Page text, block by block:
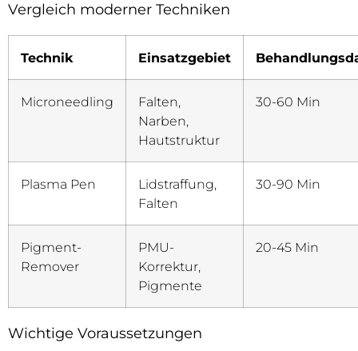
Vergleich moderner Techniken
Technik Einsatzgebiet
Microneedling
Falten,
Narben,
Hautstruktur
30-60 Min
Plasma Pen
Lidstraffung,
Falten
30-90 Min
Pigment-
Remover
PMU-
Korrektur,
Pigmente
20-45 Min
Wichtige Voraussetzungen